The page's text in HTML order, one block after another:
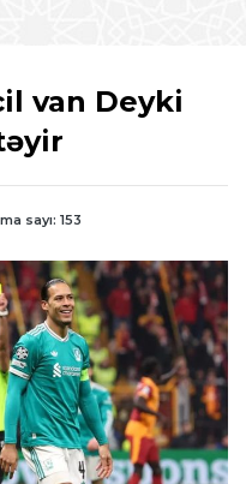
van Deyki
sayı: 153